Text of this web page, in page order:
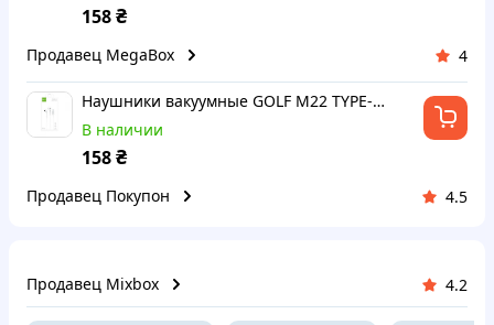
158₴
Продавец MegaBox 4
Наушники вакуумные GOLF M22 TYPE-C (дропшиппинг)
В наличии
158₴
Продавец Покупон 4.5
Продавец Mixbox 4.2